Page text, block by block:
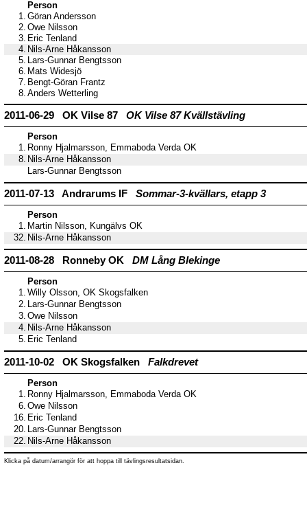
Person
1. Göran Andersson
2. Owe Nilsson
3. Eric Tenland
4. Nils-Arne Håkansson
5. Lars-Gunnar Bengtsson
6. Mats Widesjö
7. Bengt-Göran Frantz
8. Anders Wetterling
2011-06-29 OK Vilse 87 OK Vilse 87 Kvällstävling
Person
1. Ronny Hjalmarsson, Emmaboda Verda OK
8. Nils-Arne Håkansson
Lars-Gunnar Bengtsson
2011-07-13 Andrarums IF Sommar-3-kvällars, etapp 3
Person
1. Martin Nilsson, Kungälvs OK
32. Nils-Arne Håkansson
2011-08-28 Ronneby OK DM Lång Blekinge
Person
1. Willy Olsson, OK Skogsfalken
2. Lars-Gunnar Bengtsson
3. Owe Nilsson
4. Nils-Arne Håkansson
5. Eric Tenland
2011-10-02 OK Skogsfalken Falkdrevet
Person
1. Ronny Hjalmarsson, Emmaboda Verda OK
6. Owe Nilsson
16. Eric Tenland
20. Lars-Gunnar Bengtsson
22. Nils-Arne Håkansson
Klicka på datum/arrangör för att hoppa till tävlingsresultatsidan.